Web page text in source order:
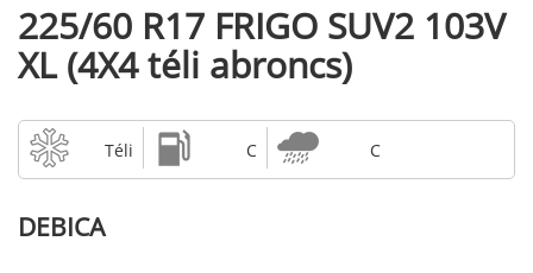
225/60 R17 FRIGO SUV2 103V
XL (4X4 téli abroncs)
Téli C C
DEBICA